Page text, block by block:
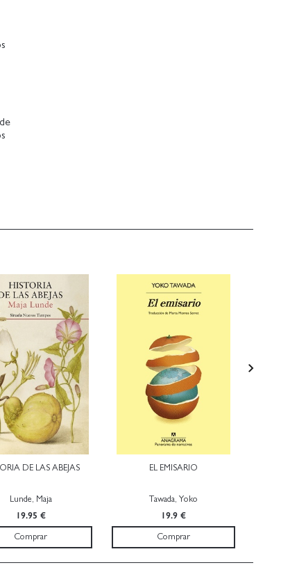
DE LAS ABEJAS
Lunde, Maja
19.95 €
Comprar
EL EMISARIO
Tawada, Yoko
19.9 €
Comprar